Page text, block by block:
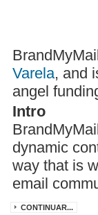
Varela, and
angel
Intro
dynamic
way that is
email
CONTINUAR...